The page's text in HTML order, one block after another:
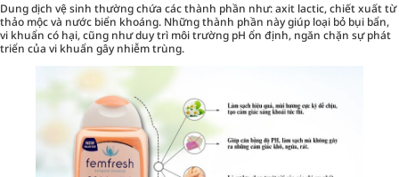
Dung dịch vệ sinh thường chứa các thành phần như: axit lactic, chiết xuất từ
thảo mộc và nước biển khoáng. Những thành phần này giúp loại bỏ bụi bẩn,
vi khuẩn có hại, cũng như duy trì môi trường pH ổn định, ngăn chặn sự phát
triển của vi khuẩn gây nhiễm trùng.